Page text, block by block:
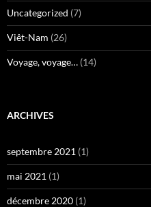
Uncategorized (7)
Viêt-Nam (26)
Voyage, voyage… (14)
ARCHIVES
septembre 2021 (1)
mai 2021 (1)
décembre 2020 (1)